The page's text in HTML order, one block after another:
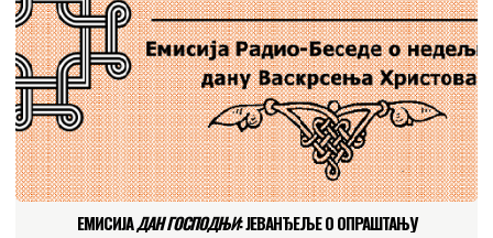
ЕМИСИЈАДАН ГОСПОДЊИ: JEВАНЂЕЉЕ О ОПРАШТАЊУ